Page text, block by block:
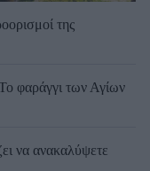
της
φαράγγι των Αγίων
να ανακαλύψετε